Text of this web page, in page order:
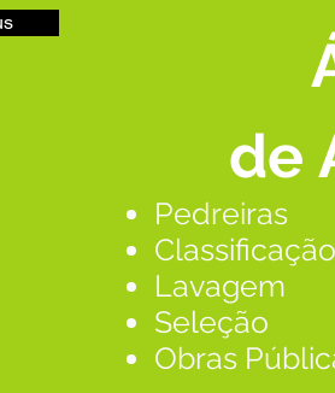
de
Pedreiras
Lavagem
Seleção
Obras